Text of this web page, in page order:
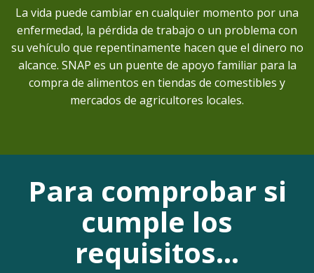
La vida puede cambiar en cualquier momento por una
enfermedad, la pérdida de trabajo o un problema con
su vehículo que repentinamente hacen que el dinero no
alcance. SNAP es un puente de apoyo familiar para la
compra de alimentos en tiendas de comestibles y
mercados de agricultores locales.
Para comprobar si
cumple los
requisitos…